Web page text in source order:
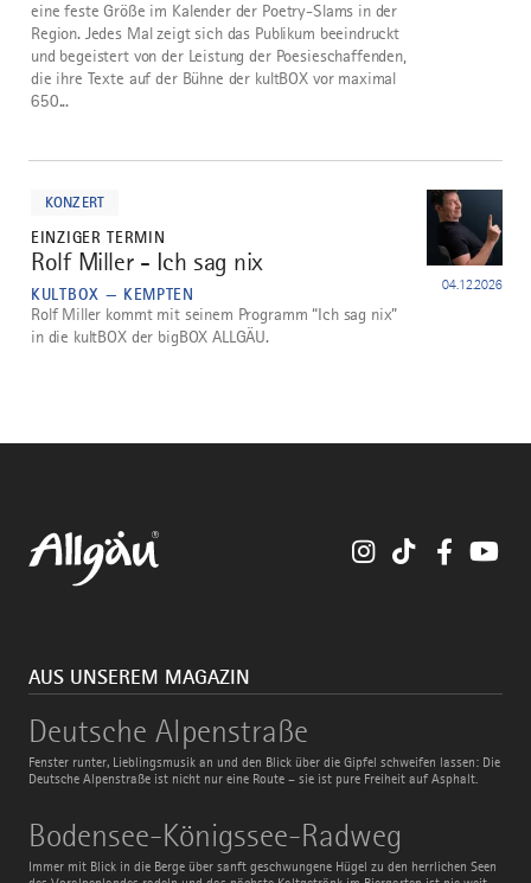
eine feste Größe im Kalender der Poetry-Slams in der
Region. Jedes Mal zeigt sich das Publikum beeindruckt
und begeistert von der Leistung der Poesieschaffenden,
die ihre Texte auf der Bühne der kultBOX vor maximal
650...
KONZERT
EINZIGER TERMIN
5
Rolf Miller - Ich sag nix
KULTBOX — KEMPTEN 04.12.2026
Rolf Miller kommt mit seinem Programm “Ich sag nix”
in die kultBOX der bigBOX ALLGÄU.
InstagramTikTok
AUS UNSEREM MAGAZIN
Deutsche Alpenstraße
Fenster runter, Lieblingsmusik an und den Blick über die Gipfel schweifen lassen: Die
Deutsche Alpenstraße ist nicht nur eine Route – sie ist pure Freiheit auf Asphalt.
Deutsche
Alpenstraße
Bodensee-Königssee-Radweg
Immer mit Blick in die Berge über sanft geschwungene Hügel zu den herrlichen Seen
Bodensee-
Königssee-
Radweg